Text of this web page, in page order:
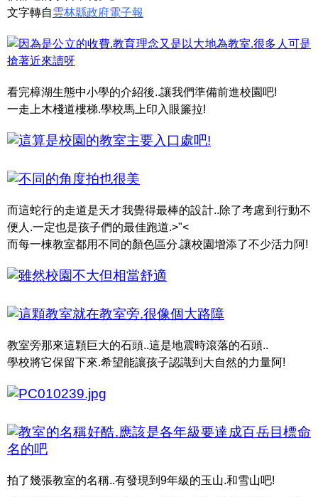
文字轉自雲林縣政府電子報
看完樟湖生態中小學的介紹後..讓我們準備前進校園吧!
一走上木棧道樓梯.學校馬上印入眼簾拉!
而這蛇行的走道是天才我覺得最棒的設計..除了考慮到行動不
便人.一定也是孩子們的最佳跑道.>"<
而每一棟教室都用不同的顏色區分.讓校園增添了不少活力阿!
教室旁那來這顆巨大的石頭..這是地震時滾落的石頭..
學校將它保留下來.希望能讓孩子認識到大自然的力量阿!
拍了幾張教室的名稱..有發現到9年級的玉山.和雪山吧!